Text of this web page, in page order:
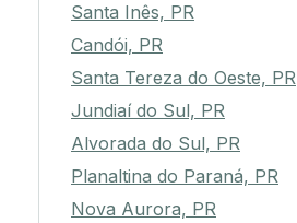
Santa Inês, PR
Candói, PR
Santa Tereza do Oeste, PR
Jundiaí do Sul, PR
Alvorada do Sul, PR
Planaltina do Paraná, PR
Nova Aurora, PR